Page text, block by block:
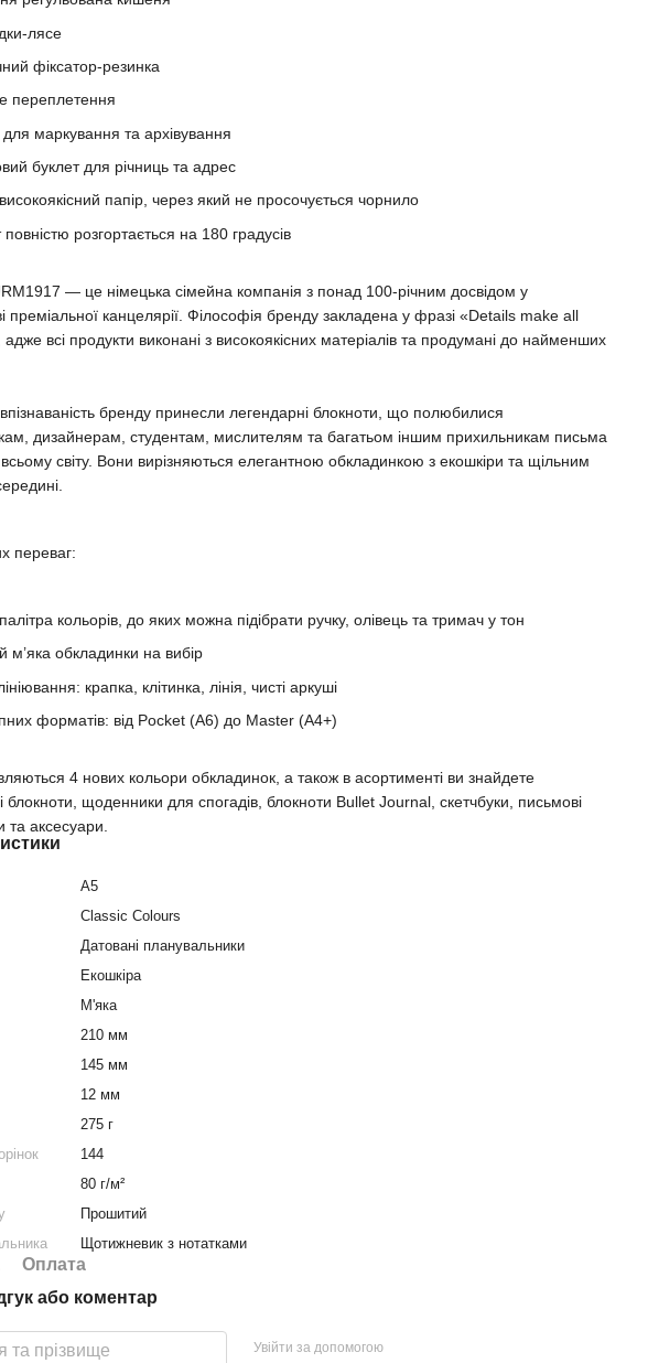
лясе
фіксатор-резинка
переплетення
для маркування та архівування
буклет для річниць та адрес
папір, через який не просочується чорнило
повністю розгортається на 180 градусів
— це німецька сімейна компанія з понад 100-річним досвідом у
преміальної канцелярії. Філософія бренду закладена у фразі «Details make all
всі продукти виконані з високоякісних матеріалів та продумані до найменших
бренду принесли легендарні блокноти, що полюбилися
дизайнерам, студентам, мислителям та багатьом іншим прихильникам письма
всьому світу. Вони вирізняються елегантною обкладинкою з екошкіри та щільним
переваг:
кольорів, до яких можна підібрати ручку, олівець та тримач у тон
м’яка обкладинки на вибір
крапка, клітинка, лінія, чисті аркуші
форматів: від Pocket (A6) до Master (A4+)
4 нових кольори обкладинок, а також в асортименті ви знайдете
блокноти, щоденники для спогадів, блокноти Bullet Journal, скетчбуки, письмові
та аксесуари.
A5
Classic Colours
Датовані планувальники
Екошкіра
М'яка
210 мм
145 мм
12 мм
275 г
144
80 г/м²
Прошитий
Щотижневик з нотатками
Оплата
або коментар
Увійти за допомогою